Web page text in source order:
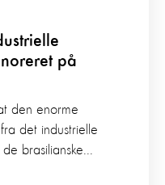
på
den enorme
det industrielle
brasilianske...